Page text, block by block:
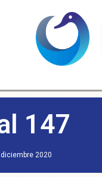
147
diciembre 2020